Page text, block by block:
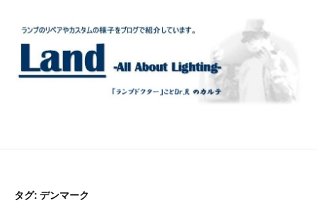
タグ:デンマーク